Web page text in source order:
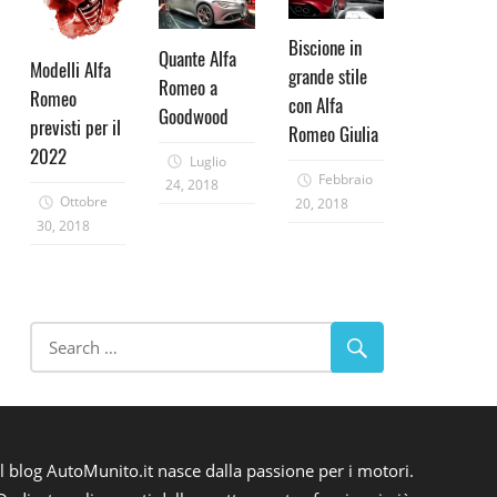
Modelli Alfa
Romeo
previsti per il
2022
Ottobre
30, 2018
Quante Alfa
Romeo a
Goodwood
Luglio
24, 2018
Biscione in
grande stile
con Alfa
Romeo Giulia
Febbraio
20, 2018
blog AutoMunito.it nasce dalla passione per i motori.